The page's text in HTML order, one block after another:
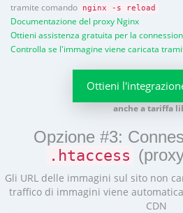
tramite comando
nginx -s reload
Documentazione del proxy Nginx
Ottieni assistenza gratuita per la
Controlla se l'immagine viene caricata
Ottieni
anche a tariffa
Opzione #3:
.htaccess
Gli URL delle immagini sul sito non
traffico di immagini viene
CDN